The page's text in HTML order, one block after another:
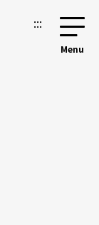
:::